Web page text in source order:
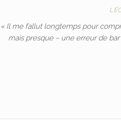
« Il me fallut longtemps pour
mais presque – une erreur de